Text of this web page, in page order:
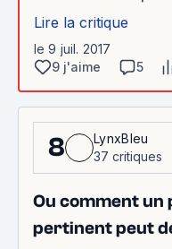
Lire la critique
le 9 juil. 2017
9 j'aime
5
8
LynxBleu
37 critiques
Ou comment
pertinent peut